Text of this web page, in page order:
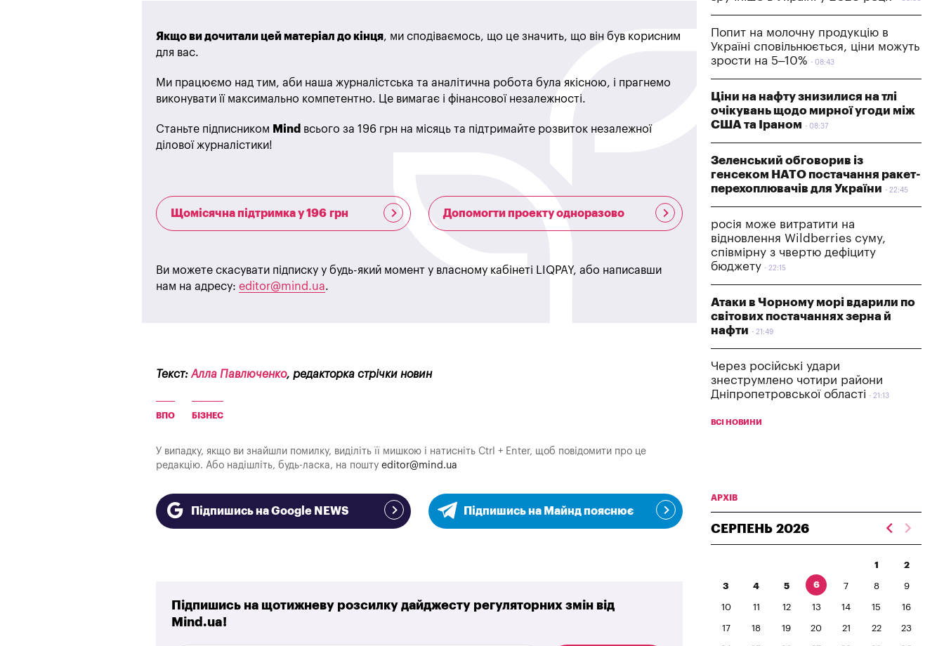
Якщо ви дочитали цей матеріал до кінця, ми сподіваємось, що це значить, що він був корисним
для вас.
Ми працюємо над тим, аби наша журналістська та аналітична робота була якісною, і прагнемо
виконувати її максимально компетентно. Це вимагає і фінансової незалежності.
Станьте підписником Mind всього за 196 грн на місяць та підтримайте розвиток незалежної
ділової журналістики!
Щомісячна підтримка у 196 грн Допомогти проекту одноразово
Ви можете скасувати підписку у будь-який момент у власному кабінеті LIQPAY, або написавши
нам на адресу: editor@mind.ua.
Текст: Алла Павлюченко, редакторка стрічки новин
ВПО БІЗНЕС
У випадку, якщо ви знайшли помилку, виділіть її мишкою і натисніть Ctrl + Enter, щоб повідомити про це
редакцію. Або надішліть, будь-ласка, на пошту editor@mind.ua
Підпишись на Google NEWS Підпишись на Майнд пояснює
Підпишись на щотижневу розсилку дайджесту регуляторних змін від
Mind.ua!
Попит на молочну продукцію в
Україні сповільнюється, ціни можуть
зрости на 5–10%
08:43
Ціни на нафту знизилися на тлі
очікувань щодо мирної угоди між
США та Іраном
08:37
Зеленський обговорив із
генсеком НАТО постачання ракет-
перехоплювачів для України
22:45
росія може витратити на
відновлення Wildberries суму,
співмірну з чвертю дефіциту
бюджету
22:15
Атаки в Чорному морі вдарили по
світових постачаннях зерна й
нафти
21:49
Через російські удари
знеструмлено чотири райони
Дніпропетровської області
21:13
ВСІ НОВИНИ
АРХІВ
СЕРПЕНЬ 2026
1 2
3 4 5 6 7 8 9
10 11 12 13 14 15 16
17 18 19 20 21 22 23